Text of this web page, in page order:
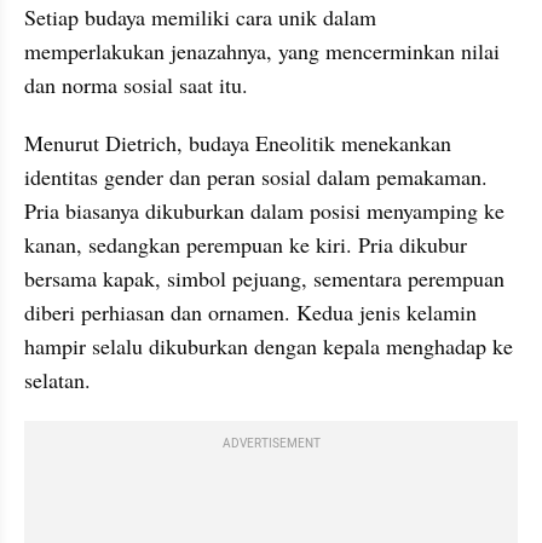
Setiap budaya memiliki cara unik dalam
memperlakukan jenazahnya, yang mencerminkan nilai
dan norma sosial saat itu.
Menurut Dietrich, budaya Eneolitik menekankan
identitas gender dan peran sosial dalam pemakaman.
Pria biasanya dikuburkan dalam posisi menyamping ke
kanan, sedangkan perempuan ke kiri. Pria dikubur
bersama kapak, simbol pejuang, sementara perempuan
diberi perhiasan dan ornamen. Kedua jenis kelamin
hampir selalu dikuburkan dengan kepala menghadap ke
selatan.
ADVERTISEMENT